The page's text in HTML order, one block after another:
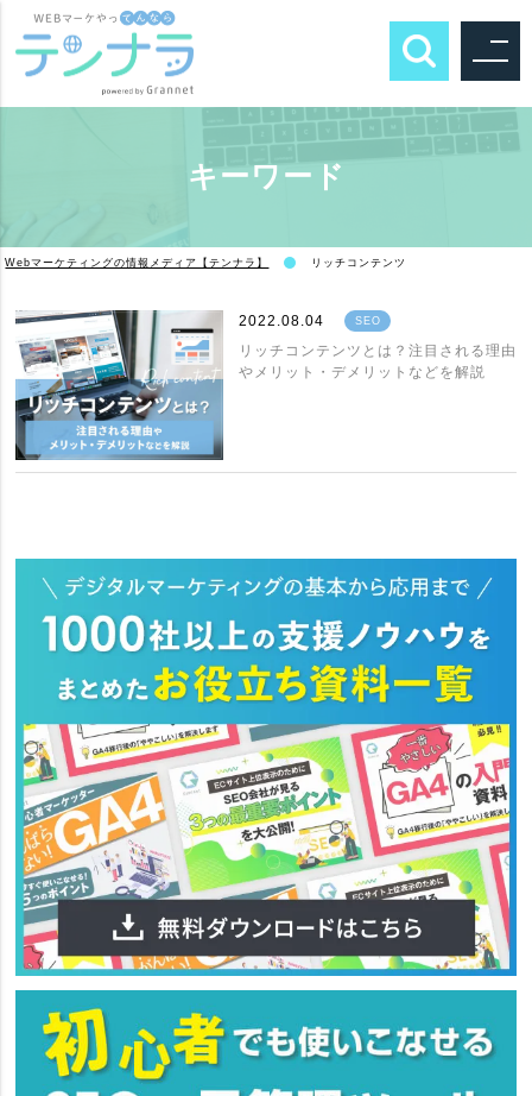
キーワード
Webマーケティングの情報メディア【テンナラ】 リッチコンテンツ
2022.08.04 SEO
リッチコンテンツとは？注目される理由
やメリット・デメリットなどを解説